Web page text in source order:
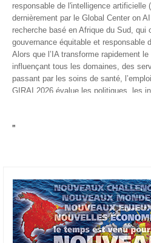
responsable de l'intelligence artificielle
dernièrement par le Global Center on
recherche basé en Afrique du Sud,
gouvernance équitable et responsable
Alors que l’IA transforme rapidement
influençant tous les domaines, des
passant par les soins de santé,
GIRAI 2026 évalue les politiques, les
conditions générales de gouvernance
technologie.
appliquée d'Afrique à À Accra, au
mercredi 1er juillet lors du premier
américain, qui a également indiqué
d'investir un milliard de dollars sur le
Google Africa Applied AI Lab, la
"